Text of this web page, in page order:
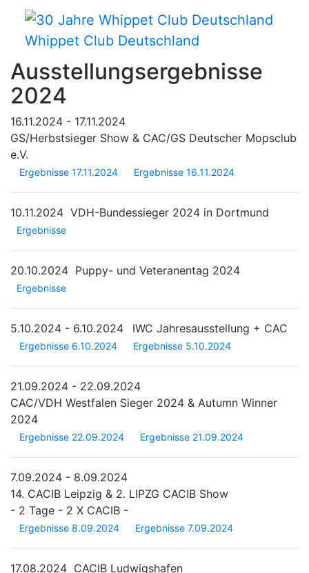
Whippet Club Deutschland
Ausstellungsergebnisse
2024
16.11.2024 - 17.11.2024
GS/Herbstsieger Show & CAC/GS Deutscher Mopsclub
e.V.
Ergebnisse 17.11.2024 Ergebnisse 16.11.2024
10.11.2024 VDH-Bundessieger 2024 in Dortmund
Ergebnisse
20.10.2024 Puppy- und Veteranentag 2024
Ergebnisse
5.10.2024 - 6.10.2024 IWC Jahresausstellung + CAC
Ergebnisse 6.10.2024 Ergebnisse 5.10.2024
21.09.2024 - 22.09.2024
CAC/VDH Westfalen Sieger 2024 & Autumn Winner
2024
Ergebnisse 22.09.2024 Ergebnisse 21.09.2024
7.09.2024 - 8.09.2024
14. CACIB Leipzig & 2. LIPZG CACIB Show
- 2 Tage - 2 X CACIB -
Ergebnisse 8.09.2024 Ergebnisse 7.09.2024
17.08.2024 CACIB Ludwigshafen